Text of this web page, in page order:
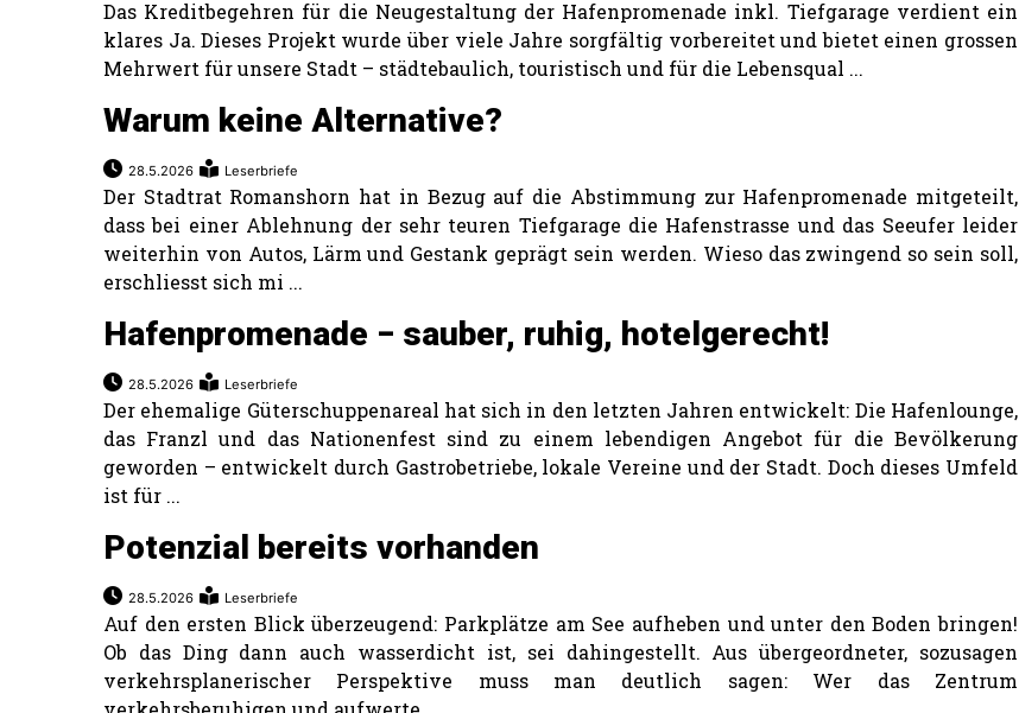
Das Kreditbegehren für die Neugestaltung der Hafenpromenade inkl. Tiefgarage verdient ein
klares Ja. Dieses Projekt wurde über viele Jahre sorgfältig vorbereitet und bietet einen grossen
Mehrwert für unsere Stadt – städtebaulich, touristisch und für die Lebensqual ...
Warum keine Alternative?
28.5.2026 Leserbriefe
Der Stadtrat Romanshorn hat in Bezug auf die Abstimmung zur Hafenpromenade mitgeteilt,
dass bei einer Ablehnung der sehr teuren Tiefgarage die Hafenstrasse und das Seeufer leider
weiterhin von Autos, Lärm und Gestank geprägt sein werden. Wieso das zwingend so sein soll,
erschliesst sich mi ...
Hafenpromenade − sauber, ruhig, hotelgerecht!
28.5.2026 Leserbriefe
Der ehemalige Güterschuppenareal hat sich in den letzten Jahren entwickelt: Die Hafenlounge,
das Franzl und das Nationenfest sind zu einem lebendigen Angebot für die Bevölkerung
geworden – entwickelt durch Gastrobetriebe, lokale Vereine und der Stadt. Doch dieses Umfeld
ist für ...
Potenzial bereits vorhanden
28.5.2026 Leserbriefe
Auf den ersten Blick überzeugend: Parkplätze am See aufheben und unter den Boden bringen!
Ob das Ding dann auch wasserdicht ist, sei dahingestellt. Aus übergeordneter, sozusagen
verkehrsplanerischer Perspektive muss man deutlich sagen: Wer das Zentrum